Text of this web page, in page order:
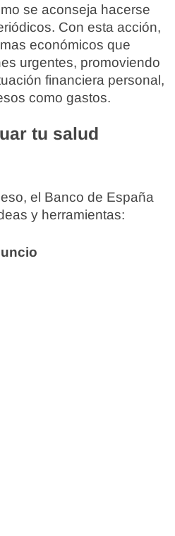
se aconseja hacerse
Con esta acción,
económicos que
urgentes, promoviendo
financiera personal,
como gastos.
tu salud
el Banco de España
y herramientas: